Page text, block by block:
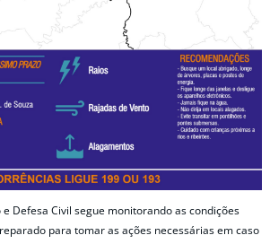
Defesa Civil segue monitorando as condições
para tomar as ações necessárias em caso